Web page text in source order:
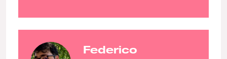
Federico